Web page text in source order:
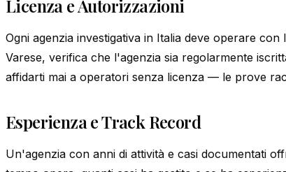
Licenza e Autorizzazioni
Ogni agenzia investigativa in Italia deve operare
Varese, verifica che l'agenzia sia regolarmente
affidarti mai a operatori senza licenza — le prove
Esperienza e Track Record
Un'agenzia con anni di attività e casi documentati